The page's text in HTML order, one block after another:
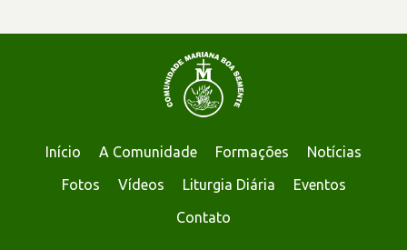
Início A Comunidade Formações
Notícias
Fotos
Vídeos Liturgia Diária
Eventos
Contato